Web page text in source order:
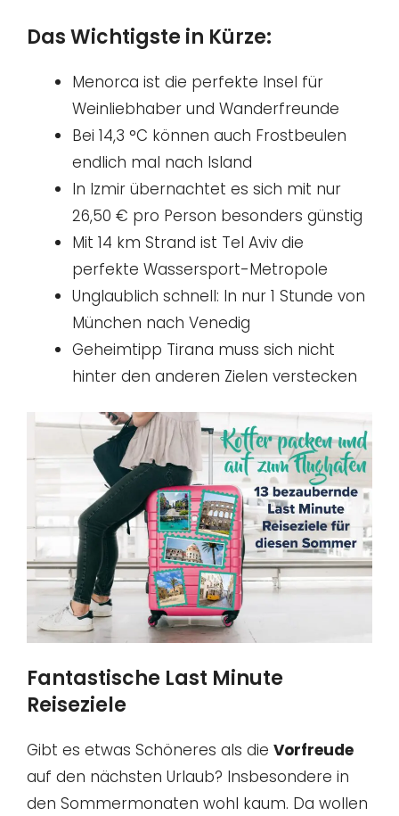
Das Wichtigste in Kürze:
Menorca ist die perfekte Insel für
Weinliebhaber und Wanderfreunde
Bei 14,3 °C können auch Frostbeulen
endlich mal nach Island
In Izmir übernachtet es sich mit nur
26,50 € pro Person besonders günstig
Mit 14 km Strand ist Tel Aviv die
perfekte Wassersport-Metropole
Unglaublich schnell: In nur 1 Stunde von
München nach Venedig
Geheimtipp Tirana muss sich nicht
hinter den anderen Zielen verstecken
Fantastische Last Minute
Reiseziele
Gibt es etwas Schöneres als die Vorfreude
auf den nächsten Urlaub? Insbesondere in
den Sommermonaten wohl kaum. Da wollen